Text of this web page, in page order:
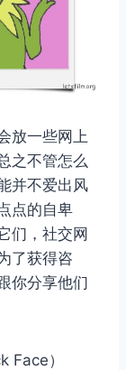
放一些网上
之不管怎么
并不爱出风
点的自卑
们，社交网
了获得咨
你分享他们
Face）